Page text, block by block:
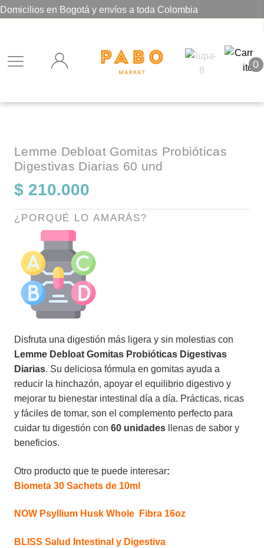
Domicilios en Bogotá y envíos a toda Colombia
0
Lemme Debloat Gomitas Probióticas
Digestivas Diarias 60 und
$ 210.000
¿PORQUÉ LO AMARÁS?
Disfruta una digestión más ligera y sin molestias con
Lemme Debloat Gomitas Probióticas Digestivas
Diarias. Su deliciosa fórmula en gomitas ayuda a
reducir la hinchazón, apoyar el equilibrio digestivo y
mejorar tu bienestar intestinal día a día. Prácticas, ricas
y fáciles de tomar, son el complemento perfecto para
cuidar tu digestión con 60 unidades llenas de sabor y
beneficios.
Otro producto que te puede interesar:
Biometa 30 Sachets de 10ml
NOW Psyllium Husk Whole Fibra 16oz
BLISS Salud Intestinal y Digestiva